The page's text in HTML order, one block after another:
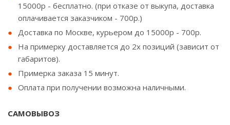
15000р - бесплатно. (при отказе от выкупа, доставка
оплачивается заказчиком - 700р.)
Доставка по Москве, курьером до 15000р - 700р.
На примерку доставляется до 2х позиций (зависит от
габаритов).
Примерка заказа 15 минут.
Оплата при получении возможна наличными.
САМОВЫВОЗ